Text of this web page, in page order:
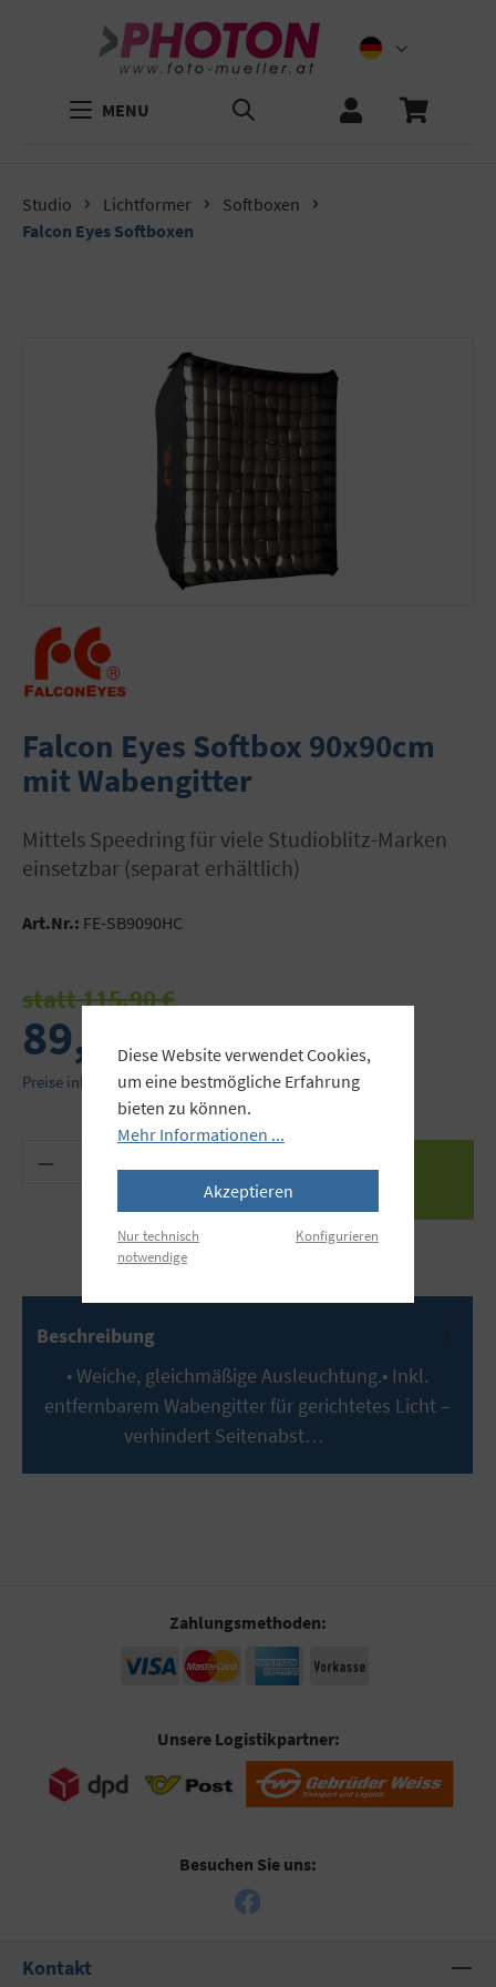
MENU
Studio Lichtformer
Softboxen
Falcon Eyes Softboxen
Bildergalerie überspringen
Falcon Eyes Softbox 90x90cm
mit Wabengitter
mittels Speedring für viele Studioblitz-Marken
einsetzbar (separat erhältlich)
Art.Nr.: FE-SB9090HC
statt 115,90 €
89,90 €
Preise inkl. MwSt. zzgl. Versandkosten
Produkt Anzahl: Gib den gewünschten Wert
Beschreibung
• Weiche, gleichmäßige Ausleuchtung.• Inkl.
entfernbarem Wabengitter für gerichtetes Licht –
verhindert Seitenabst…
Zahlungsmethoden:
Unsere Logistikpartner:
Besuchen Sie uns:
Kontakt
Diese Website verwendet Cookies,
um eine bestmögliche Erfahrung
bieten zu können.
Mehr Informationen ...
Akzeptieren
Nur technisch
notwendige
Konfigurieren